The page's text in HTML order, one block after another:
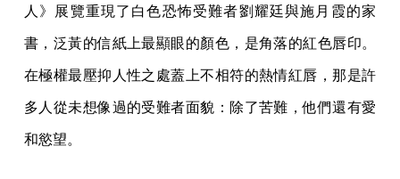
人》展覽重現了白色恐怖受難者劉耀廷與施月霞的家
書，泛黃的信紙上最顯眼的顏色，是角落的紅色唇印。
在極權最壓抑人性之處蓋上不相符的熱情紅唇，那是許
多人從未想像過的受難者面貌：除了苦難，他們還有愛
和慾望。